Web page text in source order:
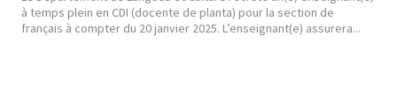
à temps plein en CDI (docente de planta) pour la section de
français à compter du 20 janvier 2025. L’enseignant(e) assurera...